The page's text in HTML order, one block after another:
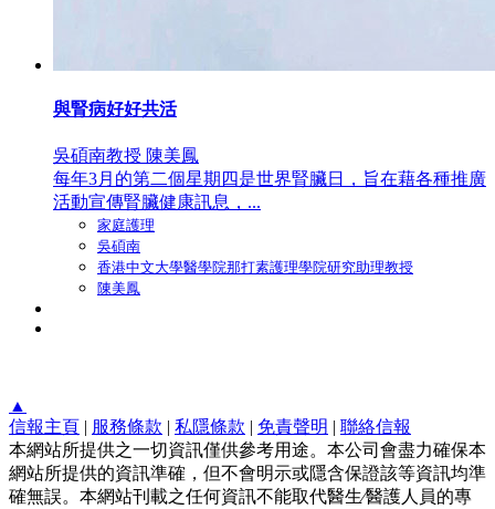
與腎病好好共活
吳碩南教授 陳美鳳
每年3月的第二個星期四是世界腎臟日，旨在藉各種推廣
活動宣傳腎臟健康訊息，...
家庭護理
吳碩南
香港中文大學醫學院那打素護理學院研究助理教授
陳美鳳
▲
信報主頁 | 服務條款 | 私隱條款 | 免責聲明 | 聯絡信報
本網站所提供之一切資訊僅供參考用途。本公司會盡力確保本
網站所提供的資訊準確，但不會明示或隱含保證該等資訊均準
確無誤。本網站刊載之任何資訊不能取代醫生∕醫護人員的專